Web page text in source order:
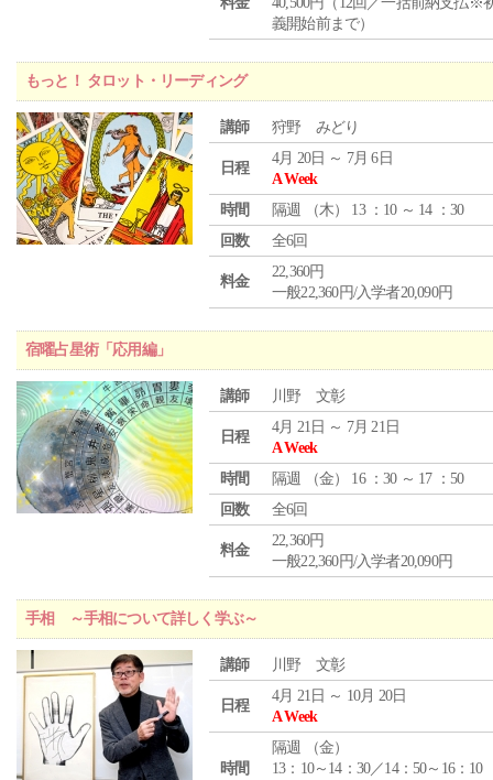
義開始前まで）
もっと！ タロット・リーディング
講師 狩野 みどり
日程
4月 20日 ～ 7月 6日
A Week
時間
隔週 （木） 13 ：10 ～ 14 ：30
回数
全6回
料金
22,360円
一般22,360円/入学者20,090円
宿曜占星術「応用編」
講師 川野 文彰
日程
4月 21日 ～ 7月 21日
A Week
時間
隔週 （金） 16 ：30 ～ 17 ：50
回数
全6回
料金
22,360円
一般22,360円/入学者20,090円
手相 ～手相について詳しく学ぶ～
講師 川野 文彰
日程
4月 21日 ～ 10月 20日
A Week
時間
隔週 （金）
13：10～14：30／14：50～16：10